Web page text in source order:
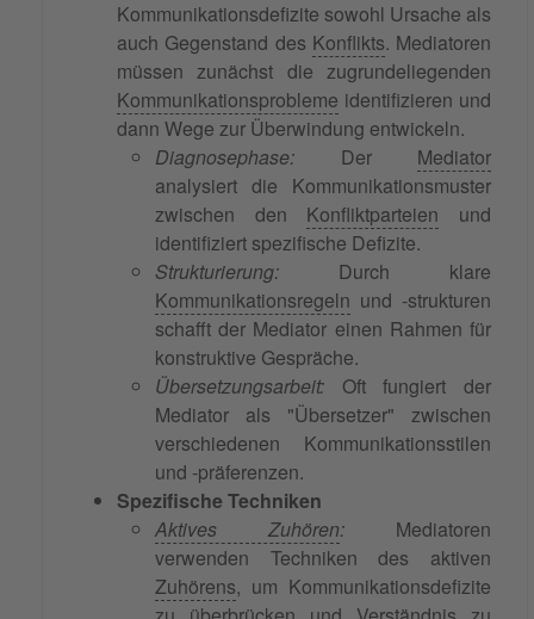
Kommunikationsdefizite sowohl Ursache als
auch Gegenstand des Konflikts. Mediatoren
müssen zunächst die zugrundeliegenden
Kommunikationsprobleme identifizieren und
dann Wege zur Überwindung entwickeln.
Diagnosephase: Der Mediator
analysiert die Kommunikationsmuster
zwischen den Konfliktparteien und
identifiziert spezifische Defizite.
Strukturierung: Durch klare
Kommunikationsregeln und -strukturen
schafft der Mediator einen Rahmen für
konstruktive Gespräche.
Übersetzungsarbeit: Oft fungiert der
Mediator als "Übersetzer" zwischen
verschiedenen Kommunikationsstilen
und -präferenzen.
Spezifische Techniken
Aktives Zuhören: Mediatoren
verwenden Techniken des aktiven
Zuhörens, um Kommunikationsdefizite